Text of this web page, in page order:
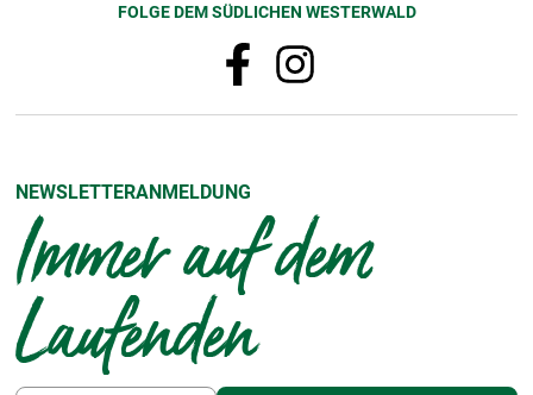
FOLGE DEM SÜDLICHEN WESTERWALD
NEWSLETTERANMELDUNG
Immer auf dem
Laufenden